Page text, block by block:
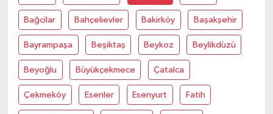
Bağcilar Bahçelievler Bakirköy Başakşehir
Bayrampaşa Beşiktaş Beykoz Beylikdüzü
Beyoğlu Büyükçekmece Çatalca
Çekmeköy Esenler Esenyurt Fatih